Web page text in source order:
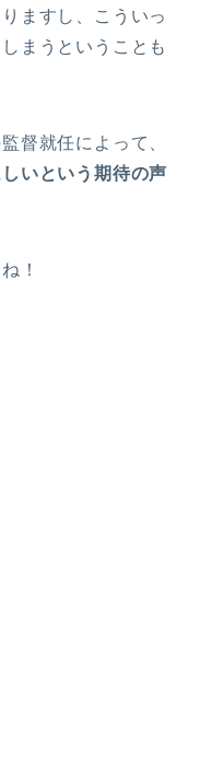
ますし、こういっ
まうということも
督就任によって、
いという期待の声
！